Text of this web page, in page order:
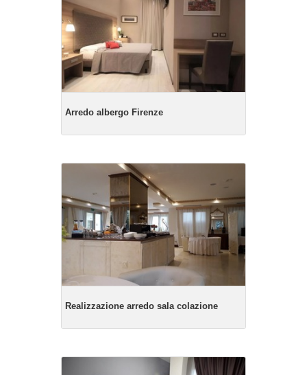
Arredo albergo Firenze
Realizzazione arredo sala colazione